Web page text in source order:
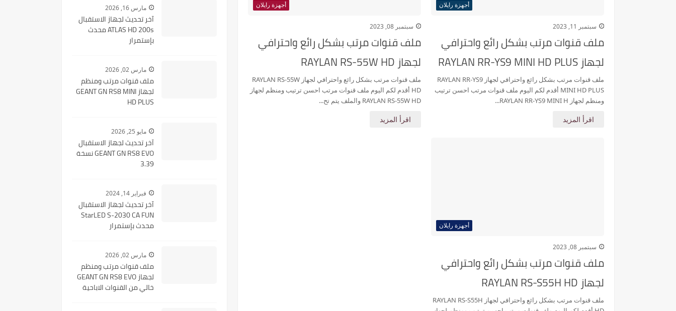
أجهزة رايلان
سبتمبر 11, 2023
ملف قنوات مرتب بشكل رائع واحترافي
لجهاز RAYLAN RR-YS9 MINI HD PLUS
ملف قنوات مرتب بشكل رائع واحترافي لجهاز RAYLAN RR-YS9
MINI HD PLUS أقدم لكم اليوم ملف قنوات مرتب احسن ترتيب
ومنظم لجهاز RAYLAN RR-YS9 MINI H...
اقرأ المزيد
أجهزة رايلان
سبتمبر 08, 2023
ملف قنوات مرتب بشكل رائع واحترافي
لجهاز RAYLAN RS-55W HD
ملف قنوات مرتب بشكل رائع واحترافي لجهاز RAYLAN RS-55W
HD أقدم لكم اليوم ملف قنوات مرتب احسن ترتيب ومنظم لجهاز
RAYLAN RS-55W HD والملف يتم تح...
اقرأ المزيد
أجهزة رايلان
سبتمبر 08, 2023
ملف قنوات مرتب بشكل رائع واحترافي
لجهاز RAYLAN RS-S55H HD
ملف قنوات مرتب بشكل رائع واحترافي لجهاز RAYLAN RS-S55H
مارس 16, 2026
آخر تحديث لجهاز الاستقبال
ATLAS HD 200s محدث
بإستمرار
مارس 02, 2026
ملف قنوات مرتب ومنظم
لجهاز GEANT GN RS8 MINI
HD PLUS
مايو 25, 2026
آخر تحديث لجهاز الاستقبال
GEANT GN RS8 EVO نسخة
3.39
فبراير 14, 2024
آخر تحديث لجهاز الاستقبال
StarLED S-2030 CA FUN
محدث بإستمرار
مارس 02, 2026
ملف قنوات مرتب ومنظم
لجهاز GEANT GN RS8 EVO
خالي من القنوات الاباحية